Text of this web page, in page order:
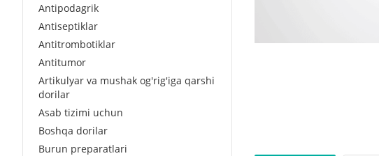
Antipodagrik
Antiseptiklar
Antitrombotiklar
Antitumor
Artikulyar va mushak og'rig'iga qarshi
dorilar
Asab tizimi uchun
Boshqa dorilar
Burun preparatlari